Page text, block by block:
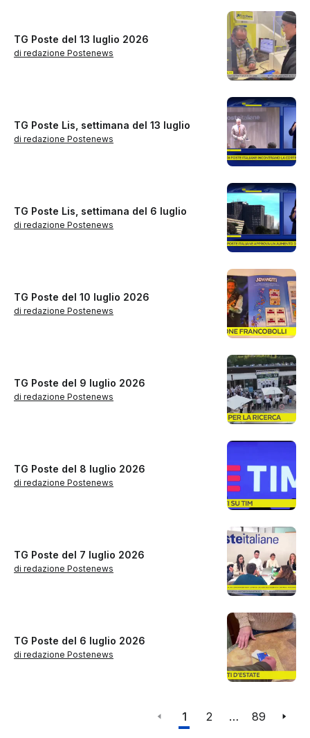
TG Poste del 13 luglio 2026
di redazione Postenews
TG Poste Lis, settimana del 13 luglio
di redazione Postenews
TG Poste Lis, settimana del 6 luglio
di redazione Postenews
TG Poste del 10 luglio 2026
di redazione Postenews
TG Poste del 9 luglio 2026
di redazione Postenews
TG Poste del 8 luglio 2026
di redazione Postenews
TG Poste del 7 luglio 2026
di redazione Postenews
TG Poste del 6 luglio 2026
di redazione Postenews
1 2 … 89